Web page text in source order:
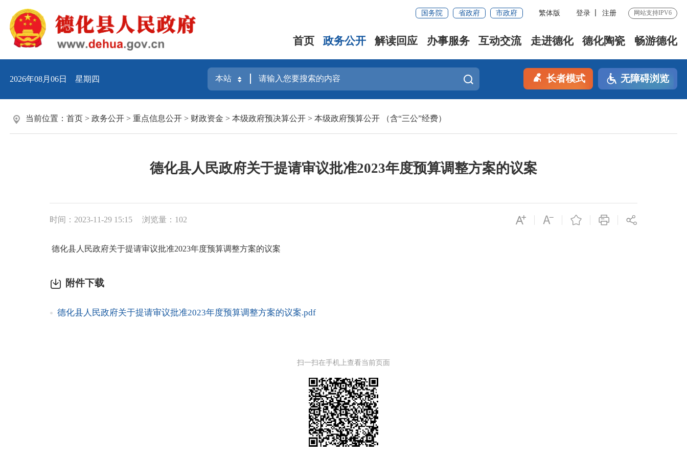
国务院 省政府 市政府 繁体版 登录 注册 网站支持IPV6
首页 政务公开 解读回应 办事服务 互动交流 走进德化 德化陶瓷 畅游德化
2026年08月06日 星期四 长者模式 无障碍浏览
当前位置： 首页 > 政务公开 > 重点信息公开 > 财政资金 > 本级政府预决算公开 > 本级政府预算公开 （含“三公”经费）
德化县人民政府关于提请审议批准2023年度预算调整方案的议案
时间：2023-11-29 15:15 浏览量： 102
德化县人民政府关于提请审议批准2023年度预算调整方案的议案
附件下载
德化县人民政府关于提请审议批准2023年度预算调整方案的议案.pdf
扫一扫在手机上查看当前页面